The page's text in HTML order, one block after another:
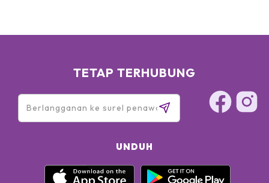
TETAP TERHUBUNG
UNDUH